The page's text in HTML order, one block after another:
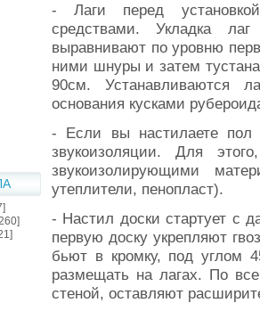
- Лаги перед
средствами. Укладка
выравнивают по уровню
ними шнуры и затем
90см. Устанавливаются
основания кусками
- Если вы настилаете пол
звукоизоляции. Для
звукоизолирующими
утеплители, пенопласт).
- Настил доски стартует с
первую доску укрепляют
бьют в кромку, под углом
размещать на лагах. По
стеной, оставляют